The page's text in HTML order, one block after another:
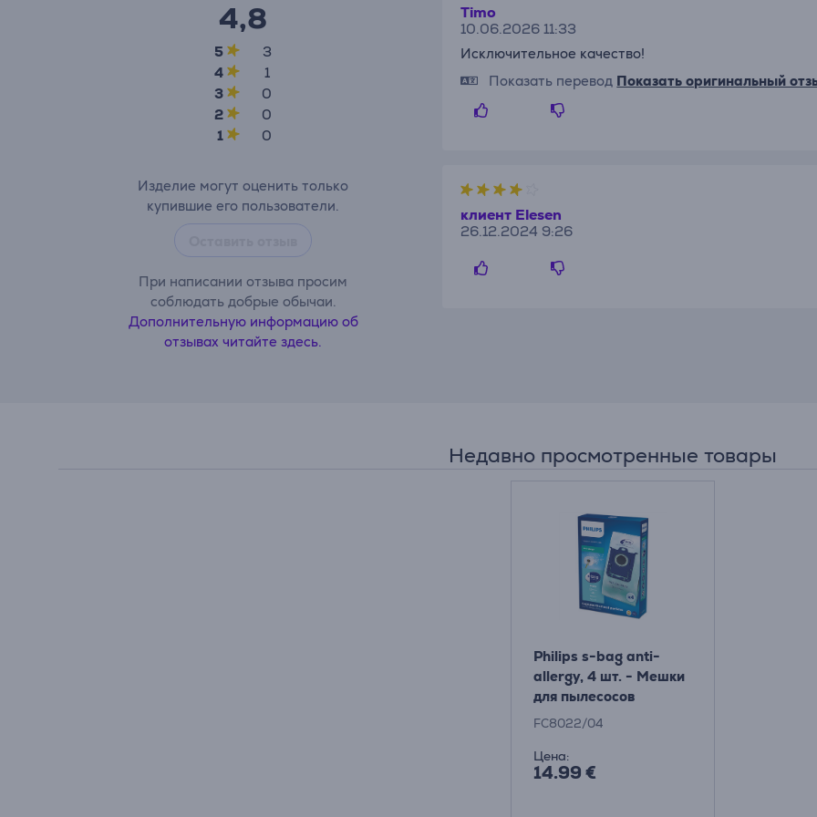
4,8
5
3
4
1
3
0
2
0
1
0
Изделие могут оценить только
купившие его пользователи.
При написании отзыва просим
соблюдать добрые обычаи.
Дополнительную информацию об
отзывах читайте здесь.
Timo
10.06.2026 11:33
Исключительное качество!
Показать перевод Показать оригинальный
клиент Elesen
26.12.2024 9:26
Недавно просмотренные товары
Philips s-bag anti-
allergy, 4 шт. - Мешки
для пылесосов
FC8022/04
Цена:
14.99 €